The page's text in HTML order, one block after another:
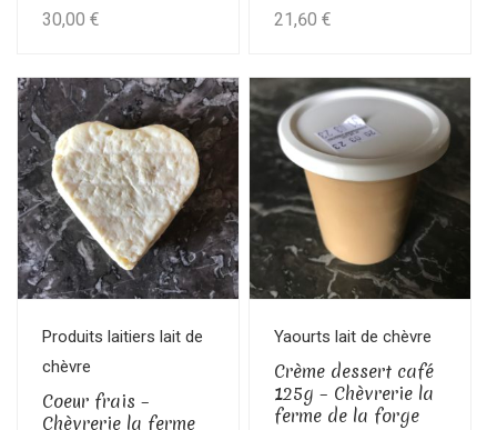
30,00 € 21,60 €
Produits laitiers lait de
chèvre
Coeur frais –
Chèvrerie la ferme
Yaourts lait de chèvre
Crème dessert café
125g – Chèvrerie la
ferme de la forge